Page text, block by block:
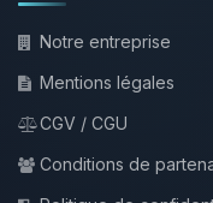
Notre entreprise
Mentions légales
CGV / CGU
Conditions de